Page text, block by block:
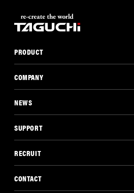
PRODUCT
COMPANY
NEWS
SUPPORT
RECRUIT
CONTACT